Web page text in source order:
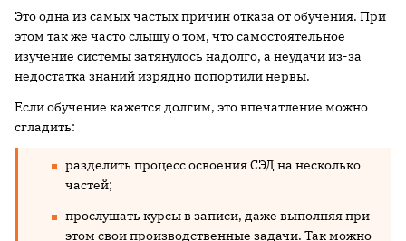
Это одна из самых частых причин отказа от обучения. При
этом так же часто слышу о том, что самостоятельное
изучение системы затянулось надолго, а неудачи из-за
недостатка знаний изрядно попортили нервы.
Если обучение кажется долгим, это впечатление можно
сгладить:
разделить процесс освоения СЭД на несколько
частей;
прослушать курсы в записи, даже выполняя при
этом свои производственные задачи. Так можно